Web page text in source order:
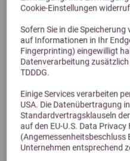
Cookie-Einstellungen
Sofern Sie in die
auf Informationen in Ihr
Fingerprinting) eingewilligt
Datenverarbeitung
TDDDG.
Einige Services verarbeiten
USA. Die Datenübertragung
Standardvertragsklauseln
auf den EU-U.S. Data
(Angemessenheitsbeschluss
Unternehmen entsprechend